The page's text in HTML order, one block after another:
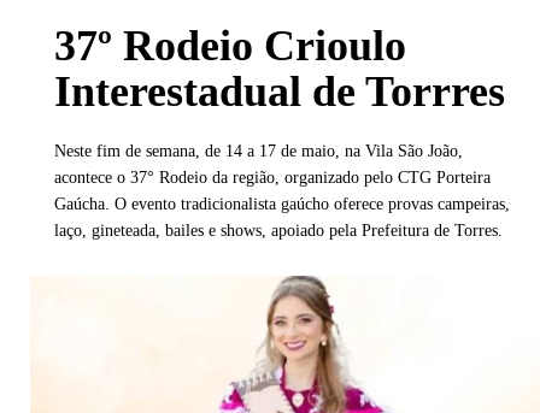
37º Rodeio Crioulo
Interestadual de Torrres
Neste fim de semana, de 14 a 17 de maio, na Vila São João,
acontece o 37° Rodeio da região, organizado pelo CTG Porteira
Gaúcha. O evento tradicionalista gaúcho oferece provas campeiras,
laço, gineteada, bailes e shows, apoiado pela Prefeitura de Torres.